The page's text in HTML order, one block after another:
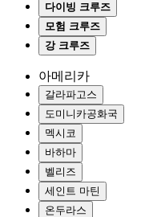
다이빙 크루즈
모험 크루즈
강 크루즈
아메리카
갈라파고스
도미니카공화국
멕시코
바하마
벨리즈
세인트 마틴
온두라스